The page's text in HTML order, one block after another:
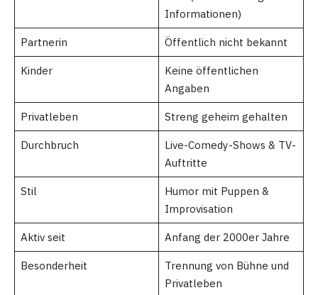
Informationen)
Partnerin Öffentlich nicht bekannt
Kinder
Keine öffentlichen
Angaben
Privatleben Streng geheim gehalten
Durchbruch
Live-Comedy-Shows & TV-
Auftritte
Stil
Humor mit Puppen &
Improvisation
Aktiv seit Anfang der 2000er Jahre
Besonderheit
Trennung von Bühne und
Privatleben